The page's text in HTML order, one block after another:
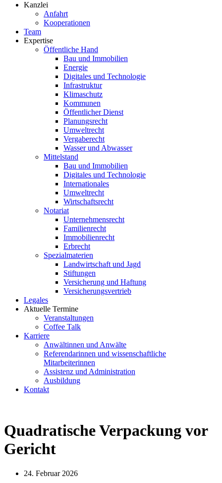
Kanzlei
Anfahrt
Kooperationen
Team
Expertise
Öffentliche Hand
Bau und Immobilien
Energie
Digitales und Technologie
Infrastruktur
Klimaschutz
Kommunen
Öffentlicher Dienst
Planungsrecht
Umweltrecht
Vergaberecht
Wasser und Abwasser
Mittelstand
Bau und Immobilien
Digitales und Technologie
Internationales
Umweltrecht
Wirtschaftsrecht
Notariat
Unternehmensrecht
Familienrecht
Immobilienrecht
Erbrecht
Spezialmaterien
Landwirtschaft und Jagd
Stiftungen
Versicherung und Haftung
Versicherungsvertrieb
Legales
Aktuelle Termine
Veranstaltungen
Coffee Talk
Karriere
Anwältinnen und Anwälte
Referendarinnen und wissenschaftliche
Mitarbeiterinnen
Assistenz und Administration
Ausbildung
Kontakt
Quadratische Verpackung vor
Gericht
24. Februar 2026